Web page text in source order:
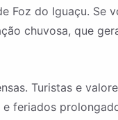
Foz do Iguaçu. Se
chuvosa, que
Turistas e
feriados